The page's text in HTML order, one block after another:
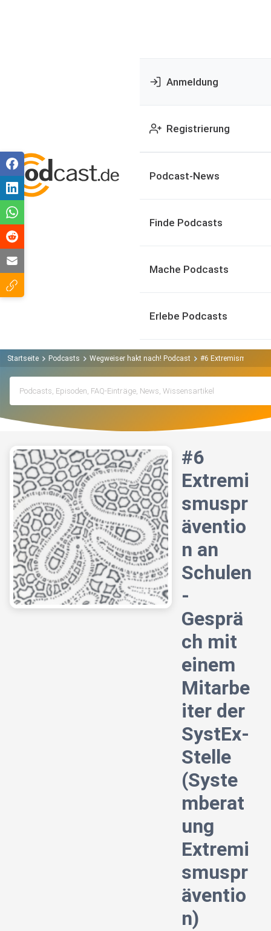
Anmeldung
Registrierung
Podcast-News
Finde Podcasts
Mache Podcasts
Erlebe Podcasts
Startseite Podcasts Wegweiser hakt nach! Podcast #6
#6
Extremi
smuspr
äventio
n an
Schulen
-
Gesprä
ch mit
einem
Mitarbe
iter der
SystEx-
Stelle
(Syste
mberat
ung
Extremi
smuspr
äventio
n)